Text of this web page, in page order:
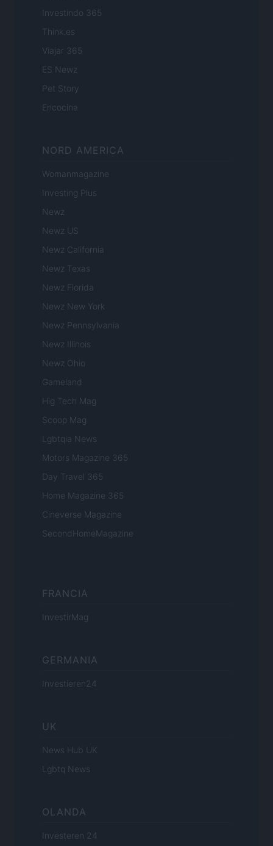
Investindo 365
Think.es
Viajar 365
ES Newz
Pet Story
Encocina
NORD AMERICA
Womanmagazine
Investing Plus
Newz
Newz US
Newz California
Newz Texas
Newz Florida
Newz New York
Newz Pennsylvania
Newz Illinois
Newz Ohio
Gameland
Hig Tech Mag
Scoop Mag
Lgbtqia News
Motors Magazine 365
Day Travel 365
Home Magazine 365
Cineverse Magazine
SecondHomeMagazine
FRANCIA
InvestirMag
GERMANIA
Investieren24
UK
News Hub UK
Lgbtq News
OLANDA
Investeren 24